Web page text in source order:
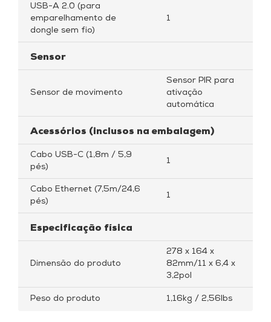
USB-A 2.0 (para
emparelhamento de
dongle sem fio)
1
Sensor
Sensor de movimento
Sensor PIR para
ativação
automática
Acessórios (inclusos na embalagem)
Cabo USB-C (1,8m / 5,9
pés)
1
Cabo Ethernet (7,5m/24,6
pés)
1
Especificação física
Dimensão do produto
278 x 164 x
82mm/11 x 6,4 x
3,2pol
Peso do produto 1,16kg / 2,56lbs